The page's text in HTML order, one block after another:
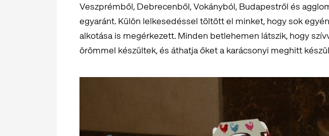
Veszprémből, Debrecenből, Vokányból, Budapestről és
egyaránt. Külön lelkesedéssel töltött el minket, hogy sok
alkotása is megérkezett. Minden betlehemen látszik, hogy
örömmel készültek, és áthatja őket a karácsonyi meghitt